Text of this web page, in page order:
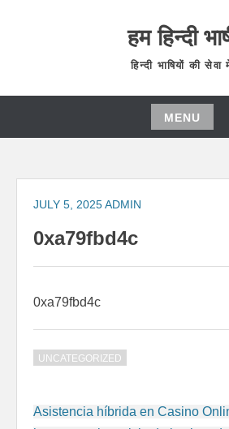
हम हिन्दी
हिन्दी भाषियों की सेवा
MENU
JULY 5, 2025ADMIN
0xa79fbd4c
0xa79fbd4c
UNCATEGORIZED
Asistencia híbrida en Casino